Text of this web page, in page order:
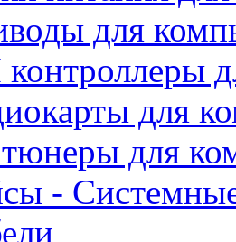
для
контроллеры
для
для
-